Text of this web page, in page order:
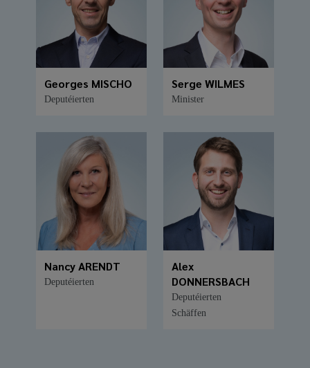
Georges MISCHO
Deputéierten
Serge WILMES
Minister
Nancy ARENDT
Deputéierten
Alex
DONNERSBACH
Deputéierten
Schäffen